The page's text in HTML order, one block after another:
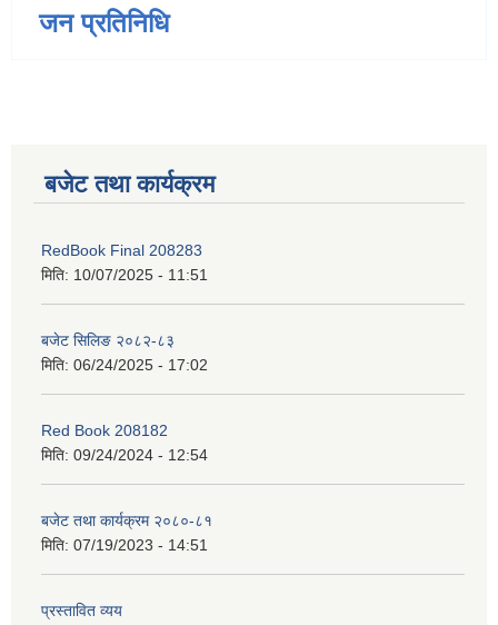
जन प्रतिनिधि
बजेट तथा कार्यक्रम
RedBook Final 208283
मिति: 10/07/2025 - 11:51
बजेट सिलिङ २०८२-८३
मिति: 06/24/2025 - 17:02
Red Book 208182
मिति: 09/24/2024 - 12:54
बजेट तथा कार्यक्रम २०८०-८१
मिति: 07/19/2023 - 14:51
प्रस्तावित व्यय